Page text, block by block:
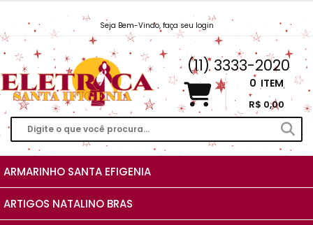
Seja Bem-Vindo, faça seu login
Vendas@EletricaSantaIfigenia.com.br
(11) 3333-2020
0 ITEM
R$ 0,00
ARMARINHO SANTA EFIGENIA
ARTIGOS NATALINO BRAS